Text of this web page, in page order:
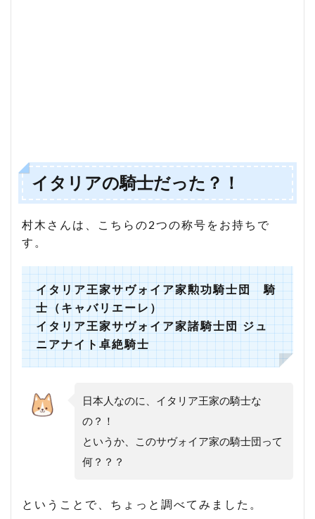
イタリアの騎士だった？！
村木さんは、こちらの2つの称号をお持ちで
す。
イタリア王家サヴォイア家勲功騎士団 騎
士（キャバリエーレ）
イタリア王家サヴォイア家諸騎士団 ジュ
ニアナイト卓絶騎士
日本人なのに、イタリア王家の騎士な
の？！
というか、このサヴォイア家の騎士団って
何？？？
ということで、ちょっと調べてみました。